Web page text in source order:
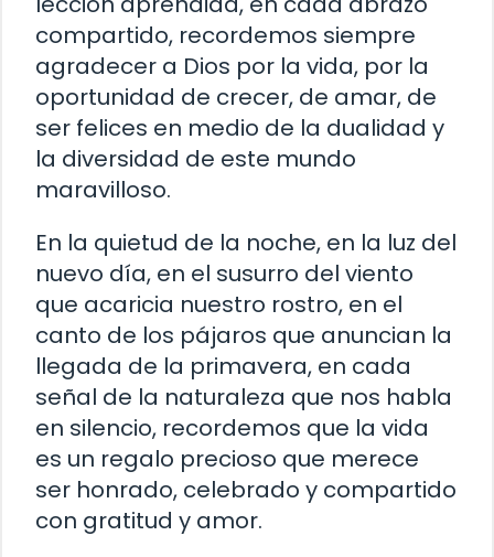
compartido, recordemos siempre
agradecer a Dios por la vida, por la
oportunidad de crecer, de amar, de
ser felices en medio de la dualidad y
la diversidad de este mundo
maravilloso.
En la quietud de la noche, en la luz del
nuevo día, en el susurro del viento
que acaricia nuestro rostro, en el
canto de los pájaros que anuncian la
llegada de la primavera, en cada
señal de la naturaleza que nos habla
en silencio, recordemos que la vida
es un regalo precioso que merece
ser honrado, celebrado y compartido
con gratitud y amor.